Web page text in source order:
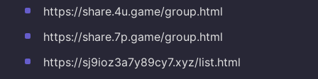
https://share.4u.game/group.html
https://share.7p.game/group.html
https://sj9ioz3a7y89cy7.xyz/list.html